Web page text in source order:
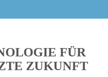
FÜR
ZUKUNFT